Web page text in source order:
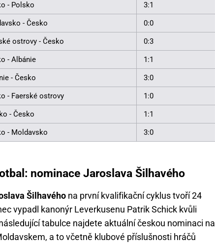
- Polsko 3:1
- Česko 0:0
ostrovy - Česko 0:3
- Albánie 1:1
- Česko 3:0
- Faerské ostrovy 1:0
- Česko 1:1
- Moldavsko 3:0
nominace Jaroslava Šilhavého
Šilhavého na první kvalifikační cyklus tvoří 24
vypadl kanonýr Leverkusenu Patrik Schick kvůli
tabulce najdete aktuální českou nominaci na
a to včetně klubové příslušnosti hráčů